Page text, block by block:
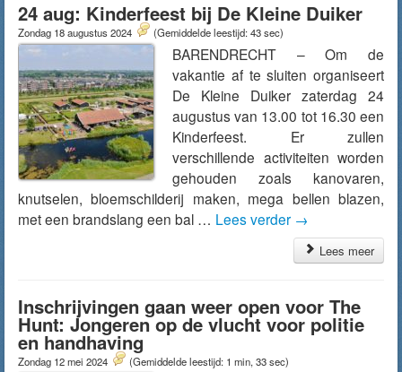
24 aug: Kinderfeest bij De Kleine Duiker
Zondag 18 augustus 2024 (Gemiddelde leestijd: 43 sec)
BARENDRECHT – Om de
vakantie af te sluiten organiseert
De Kleine Duiker zaterdag 24
augustus van 13.00 tot 16.30 een
Kinderfeest. Er zullen
verschillende activiteiten worden
gehouden zoals kanovaren,
knutselen, bloemschilderij maken, mega bellen blazen,
met een brandslang een bal … Lees verder →
Lees meer
Inschrijvingen gaan weer open voor The
Hunt: Jongeren op de vlucht voor politie
en handhaving
Zondag 12 mei 2024 (Gemiddelde leestijd: 1 min, 33 sec)